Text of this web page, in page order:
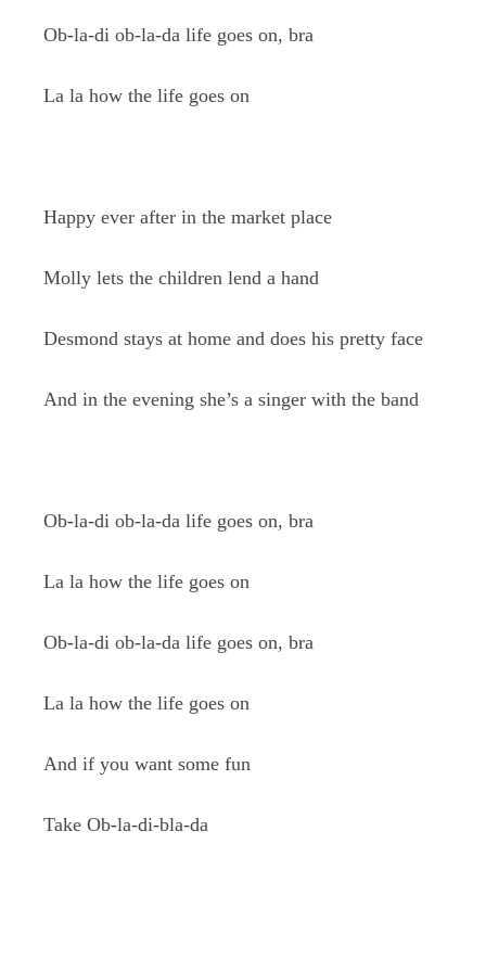
Ob-la-di ob-la-da life goes on, bra
La la how the life goes on
Happy ever after in the market place
Molly lets the children lend a hand
Desmond stays at home and does his pretty face
And in the evening she’s a singer with the band
Ob-la-di ob-la-da life goes on, bra
La la how the life goes on
Ob-la-di ob-la-da life goes on, bra
La la how the life goes on
And if you want some fun
Take Ob-la-di-bla-da